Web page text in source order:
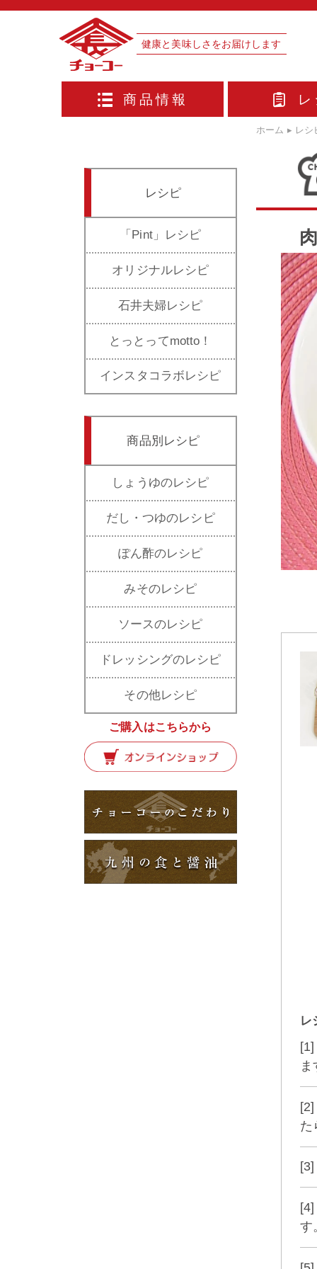
健康と美味しさをお届けします
商品情報
レシピ
「Pint」レシピ
オリジナルレシピ
石井夫婦レシピ
とっとってmotto！
インスタコラボレシピ
商品別レシピ
しょうゆのレシピ
だし・つゆのレシピ
ぽん酢のレシピ
みそのレシピ
ソースのレシピ
ドレッシングのレシピ
その他レシピ
ご購入はこちらから
ホーム ▸ レシ
レ
ま
た
す